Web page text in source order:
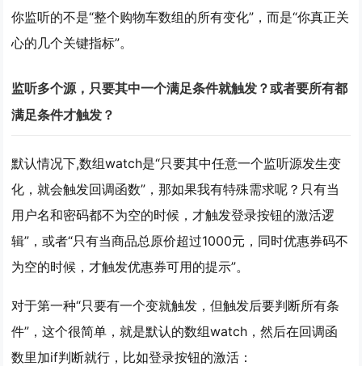
你监听的不是“整个购物车数组的所有变化”，而是“你真正关
心的几个关键指标”。
监听多个源，只要其中一个满足条件就触发？或者要所有都
满足条件才触发？
默认情况下,数组watch是“只要其中任意一个监听源发生变
化，就会触发回调函数”，那如果我有特殊需求呢？只有当
用户名和密码都不为空的时候，才触发登录按钮的激活逻
辑”，或者“只有当商品总原价超过1000元，同时优惠券码不
为空的时候，才触发优惠券可用的提示”。
对于第一种“只要有一个变就触发，但触发后要判断所有条
件”，这个很简单，就是默认的数组watch，然后在回调函
数里加if判断就行，比如登录按钮的激活：